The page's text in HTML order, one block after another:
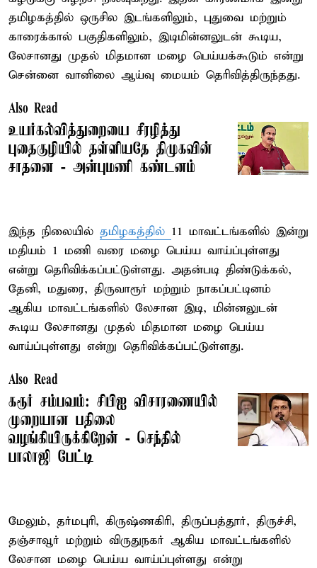
தமிழகத்தில் ஒருசில இடங்களிலும், புதுவை மற்றும்
காரைக்கால் பகுதிகளிலும், இடிமின்னலுடன் கூடிய,
லேசானது முதல் மிதமான மழை பெய்யக்கூடும் என்று
சென்னை வானிலை ஆய்வு மையம் தெரிவித்திருந்தது.
Also Read
உயர்கல்வித்துறையை சீரழித்து
புதைகுழியில் தள்ளியதே திமுகவின்
சாதனை - அன்புமணி கண்டனம்
இந்த நிலையில் தமிழகத்தில் 11 மாவட்டங்களில் இன்று
மதியம் 1 மணி வரை மழை பெய்ய வாய்ப்புள்ளது
என்று தெரிவிக்கப்பட்டுள்ளது. அதன்படி திண்டுக்கல்,
தேனி, மதுரை, திருவாரூர் மற்றும் நாகப்பட்டினம்
ஆகிய மாவட்டங்களில் லேசான இடி, மின்னலுடன்
கூடிய லேசானது முதல் மிதமான மழை பெய்ய
வாய்ப்புள்ளது என்று தெரிவிக்கப்பட்டுள்ளது.
Also Read
கரூர் சம்பவம்: சிபிஐ விசாரணையில்
முறையான பதிலை
வழங்கியிருக்கிறேன் - செந்தில்
பாலாஜி பேட்டி
மேலும், தர்மபுரி, கிருஷ்ணகிரி, திருப்பத்தூர், திருச்சி,
தஞ்சாவூர் மற்றும் விருதுநகர் ஆகிய மாவட்டங்களில்
லேசான மழை பெய்ய வாய்ப்புள்ளது என்று